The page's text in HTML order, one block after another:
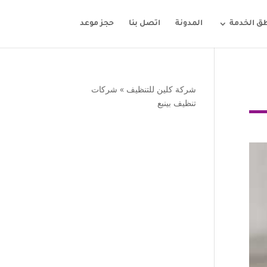
الخدمة المدونة اتصل بنا حجز موعد
شركة كلين للتنظيف » شركات
تنظيف بينبع